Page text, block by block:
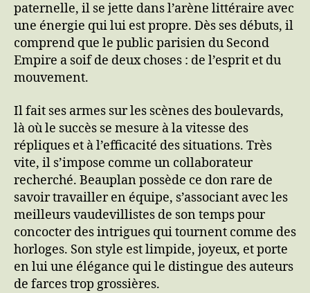
paternelle, il se jette dans l’arène littéraire avec
une énergie qui lui est propre. Dès ses débuts, il
comprend que le public parisien du Second
Empire a soif de deux choses : de l’esprit et du
mouvement.
Il fait ses armes sur les scènes des boulevards,
là où le succès se mesure à la vitesse des
répliques et à l’efficacité des situations. Très
vite, il s’impose comme un collaborateur
recherché. Beauplan possède ce don rare de
savoir travailler en équipe, s’associant avec les
meilleurs vaudevillistes de son temps pour
concocter des intrigues qui tournent comme des
horloges. Son style est limpide, joyeux, et porte
en lui une élégance qui le distingue des auteurs
de farces trop grossières.